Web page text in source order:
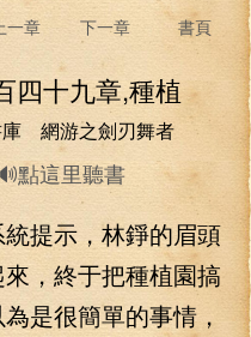
一章 下一章 書頁
四十九章,種植
庫 網游之劍刃舞者
點這里聽書
示，林錚的眉頭
，終于把種植園搞
是很簡單的事情，